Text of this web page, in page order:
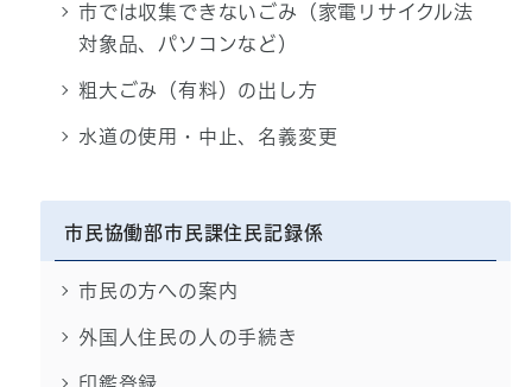
市では収集できないごみ（家電リサイクル法
対象品、パソコンなど）
粗大ごみ（有料）の出し方
水道の使用・中止、名義変更
市民協働部市民課住民記録係
市民の方への案内
外国人住民の人の手続き